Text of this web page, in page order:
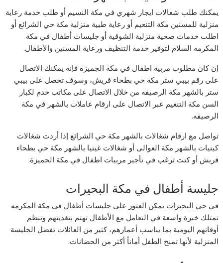
يمكنك طلب شغالات ايجار شهري في مكة النسيم أو طلب خدمة رعاية
منزلية للمسنين مكة التنعيم أو رعاية طبية منزلية مكة حي الشرائع أو
اطلب خدمات صحية منزلية الشوقية أو جليسات أطفال في مكة
المكرمه السلام لتوفير خدمة التنظيف ورعاية المسنين والأطفال.
إن كان مطلوب مربية اطفال في مكة الجميزة فإنه يمكنك الاتصال
على رقم بيبي ستر مكة حي بطحاء قريش، وسوف تحصل على بيبي
ستر بالشهر مكة الرصيفه من خلال الاتصال على مكاتب خدم لكبار
السن مكة التنعيم عبر الاتصال على ارقام عاملات بالشهر في مكة
الرصيفه.
تواصل مع ارقام شغالات بالشهر مكة حي الشرائع إذا أردت شغالات
كينيات بالشهر مكة العوالى أو شغالات غينيا بالشهر مكة حي بطحاء
قريش أو كنت ترغب في تأجير مربيات اطفال في مكة الجميزة.
جليسة أطفال في مكة البحيرات
في حي البحيرات يمكن العثور على جليسات أطفال في مكة المكرمه
تمتلك خبرة واسعة في التعامل مع الأطفال تهتم بتغذيتهم وتنظم
أوقاتهم اليومية بما يناسب أعمارهم، كثير من العائلات تفضل الجليسة
المنزلية لأنها تمنح الطفل أماناً أكثر من الحضانات.